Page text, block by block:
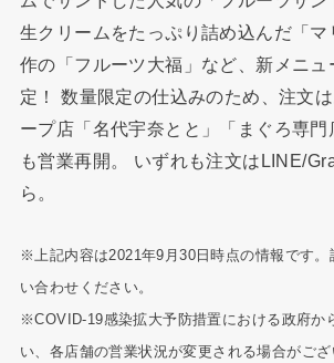
生クリームをたっぷり詰め込んだ「
作の「フルーツ大福」など、新メニュ
定！ 数量限定の仕込みのため、注文
ープ店「名代宇奈とと」「まぐろ専門
も営業再開。 いずれも注文はLINE/
ら。
※上記内容は2021年9月30日時点の情報です。
い合わせください。
※COVID-19感染拡大予防措置における政府か
い、各店舗の営業状況が変更される場合がご